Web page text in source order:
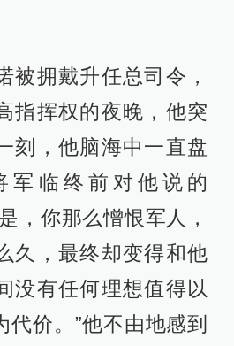
被拥戴升任总司令，
指挥权的夜晚，他突
刻，他脑海中一直盘
军临终前对他说的
，你那么憎恨军人，
久，最终却变得和他
没有任何理想值得以
代价。”他不由地感到